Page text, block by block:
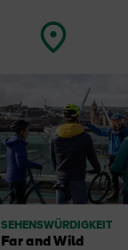
SEHENSWÜRDIGKEIT
Far and Wild